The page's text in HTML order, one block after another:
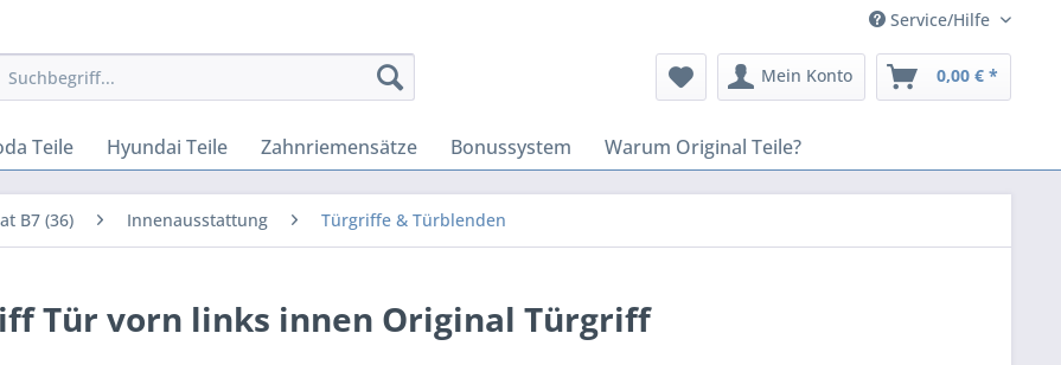
Service/Hilfe
Mein Konto 0,00 € *
Teile Hyundai Teile Zahnriemensätze Bonussystem Warum Original Teile?
B7 (36) Innenausstattung Türgriffe & Türblenden
Tür vorn links innen Original Türgriff